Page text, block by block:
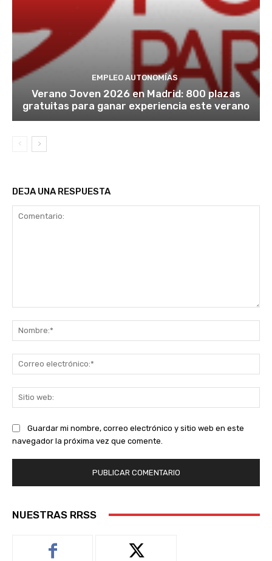
EMPLEO AUTONOMÍAS
Verano Joven 2026 en Madrid: 800 plazas
gratuitas para ganar experiencia este verano
DEJA UNA RESPUESTA
Guardar mi nombre, correo electrónico y sitio web en este
navegador la próxima vez que comente.
NUESTRAS RRSS